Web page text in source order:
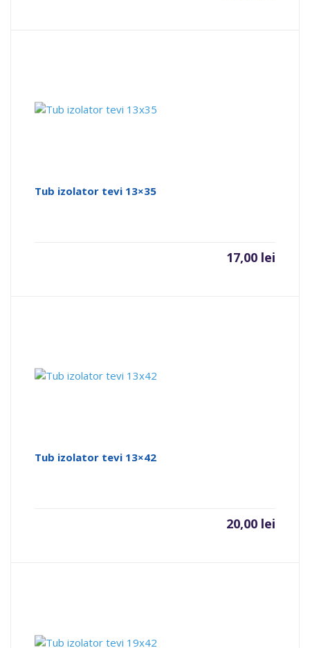
Tub izolator tevi 13×35
17,00 lei
Tub izolator tevi 13×42
20,00 lei